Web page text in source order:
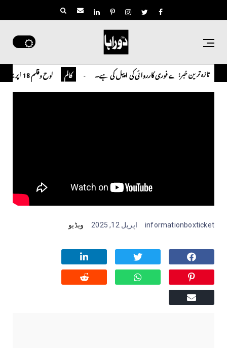
تازہ ترین خبر:
متعلقہ حکام سے فوری کارروائی کی اپیل کی ہے۔ کالم لوح وقلم 18 اپریل 2026
informationboxticket اپریل 12, 2025 ویڈیو